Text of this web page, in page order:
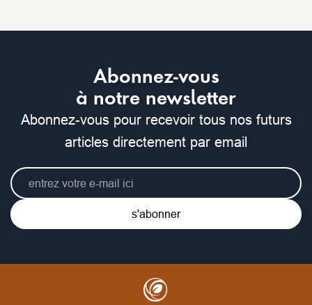
Abonnez-vous
à notre newsletter
Abonnez-vous pour recevoir tous nos futurs
articles directement par email
s'abonner